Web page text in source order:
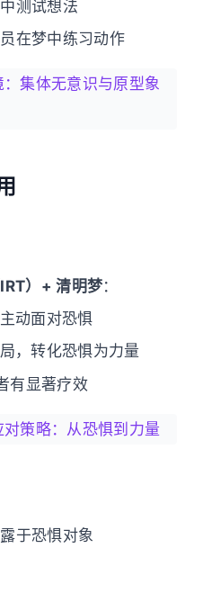
测试想法
在梦中练习动作
集体无意识与原型象
）+ 清明梦：
动面对恐惧
，转化恐惧为力量
有显著疗效
对策略：从恐惧到力量
于恐惧对象